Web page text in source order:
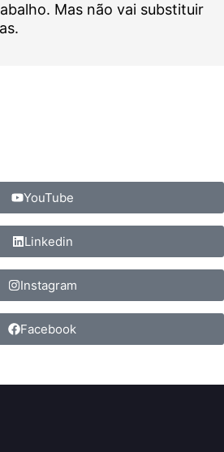
Mas não vai substituir
YouTube
Linkedin
Instagram
Facebook